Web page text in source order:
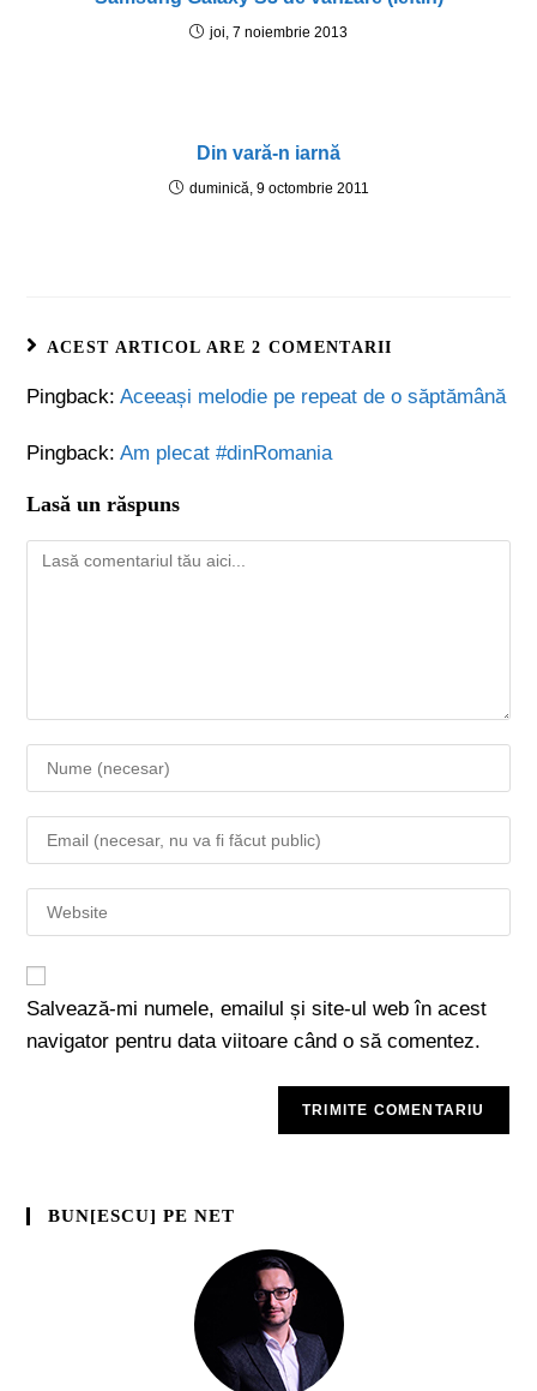
joi, 7 noiembrie 2013
Din vară-n iarnă
duminică, 9 octombrie 2011
ACEST ARTICOL ARE 2 COMENTARII
Pingback:Aceeași melodie pe repeat de o săptămână
Pingback:Am plecat #dinRomania
Lasă un răspuns
Salvează-mi numele, emailul și site-ul web în acest
navigator pentru data viitoare când o să comentez.
BUN[ESCU] PE NET